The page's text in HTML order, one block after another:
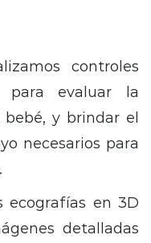
controles
para evaluar la
y brindar el
necesarios para
ecografías en 3D
detalladas